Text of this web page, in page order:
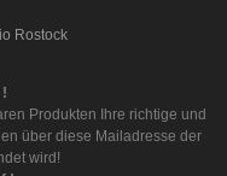
Produkten Ihre richtige und
über diese Mailadresse der
wird!